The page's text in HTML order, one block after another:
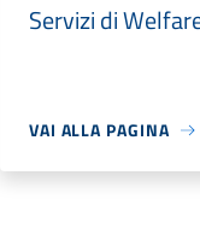
Servizi di
VAI ALLA PAGINA